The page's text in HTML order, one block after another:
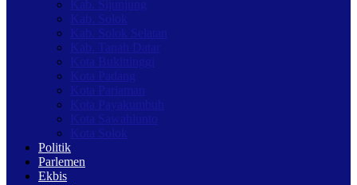
Kab. Sijunjung
Kab. Solok
Kab. Solok Selatan
Kab. Tanah Datar
Kota Bukittinggi
Kota Padang
Kota Pariaman
Kota Payakumbuh
Kota Sawahlunto
Kota Solok
Politik
Parlemen
Ekbis